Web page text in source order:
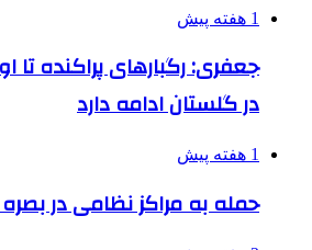
1 هفته پیش
جعفری: رگبارهای پراکنده
در گلستان ادامه دارد
1 هفته پیش
حمله به مراکز نظامی در